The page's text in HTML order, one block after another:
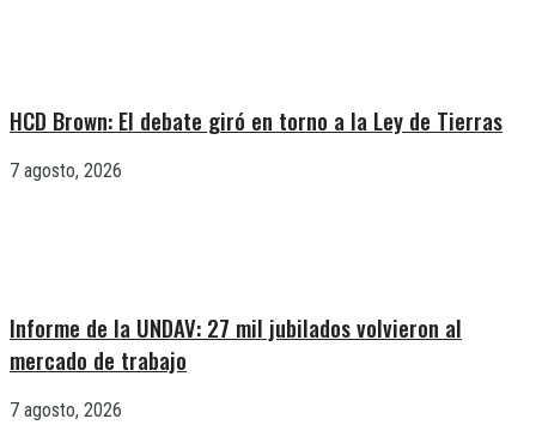
HCD Brown: El debate giró en torno a la Ley de Tierras
7 agosto, 2026
Informe de la UNDAV: 27 mil jubilados volvieron al
mercado de trabajo
7 agosto, 2026